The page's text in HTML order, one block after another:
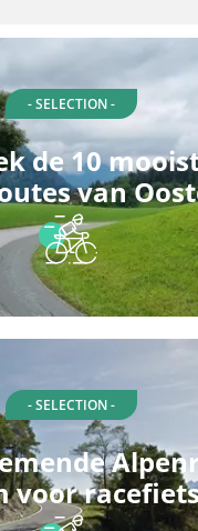
- SELECTION -
de 10
van
- SELECTION -
voor